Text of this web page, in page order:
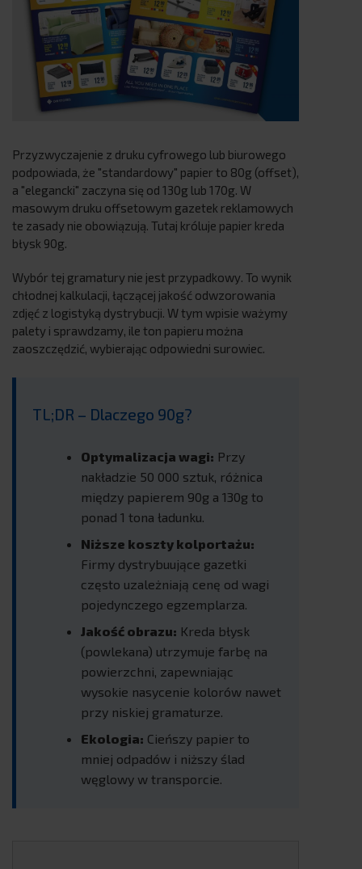
Przyzwyczajenie z druku cyfrowego lub biurowego
podpowiada, że "standardowy" papier to 80g (offset),
a "elegancki" zaczyna się od 130g lub 170g. W
masowym druku offsetowym gazetek reklamowych
te zasady nie obowiązują. Tutaj króluje papier kreda
błysk 90g.
Wybór tej gramatury nie jest przypadkowy. To wynik
chłodnej kalkulacji, łączącej jakość odwzorowania
zdjęć z logistyką dystrybucji. W tym wpisie ważymy
palety i sprawdzamy, ile ton papieru można
zaoszczędzić, wybierając odpowiedni surowiec.
TL;DR – Dlaczego 90g?
Optymalizacja wagi: Przy
nakładzie 50 000 sztuk, różnica
między papierem 90g a 130g to
ponad 1 tona ładunku.
Niższe koszty kolportażu:
Firmy dystrybuujące gazetki
często uzależniają cenę od wagi
pojedynczego egzemplarza.
Jakość obrazu: Kreda błysk
(powlekana) utrzymuje farbę na
powierzchni, zapewniając
wysokie nasycenie kolorów nawet
przy niskiej gramaturze.
Ekologia: Cieńszy papier to
mniej odpadów i niższy ślad
węglowy w transporcie.